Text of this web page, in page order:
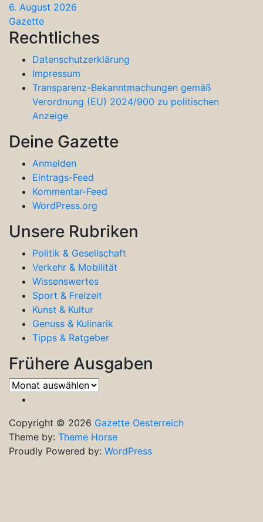
6. August 2026
Gazette
Rechtliches
Datenschutzerklärung
Impressum
Transparenz-Bekanntmachungen gemäß
Verordnung (EU) 2024/900 zu politischen
Anzeige
Deine Gazette
Anmelden
Eintrags-Feed
Kommentar-Feed
WordPress.org
Unsere Rubriken
Politik & Gesellschaft
Verkehr & Mobilität
Wissenswertes
Sport & Freizeit
Kunst & Kultur
Genuss & Kulinarik
Tipps & Ratgeber
Frühere Ausgaben
Frühere
Ausgaben
Copyright © 2026 Gazette Oesterreich
Theme by: Theme Horse
Proudly Powered by: WordPress